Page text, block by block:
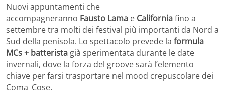
Nuovi appuntamenti che
accompagneranno Fausto Lama e Californiafino a
settembre tra molti dei festival più importanti da Nord a
Sud della penisola. Lo spettacolo prevede la formula
MCs + batterista già sperimentata durante le date
invernali, dove la forza del groove sarà l’elemento
chiave per farsi trasportare nel mood crepuscolare dei
Coma_Cose.